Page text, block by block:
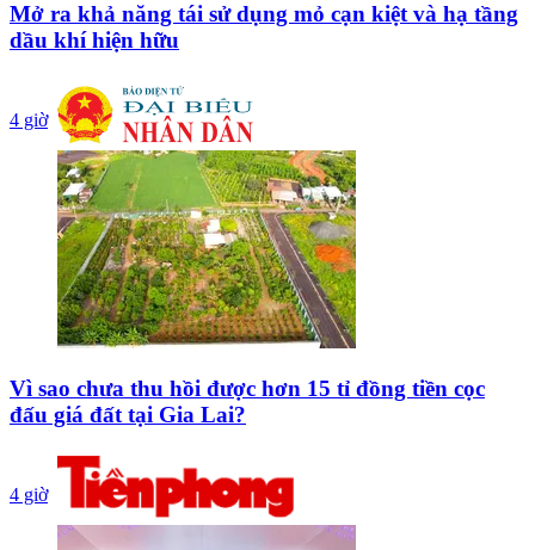
Mở ra khả năng tái sử dụng mỏ cạn kiệt và hạ tầng
dầu khí hiện hữu
4 giờ
Vì sao chưa thu hồi được hơn 15 tỉ đồng tiền cọc
đấu giá đất tại Gia Lai?
4 giờ